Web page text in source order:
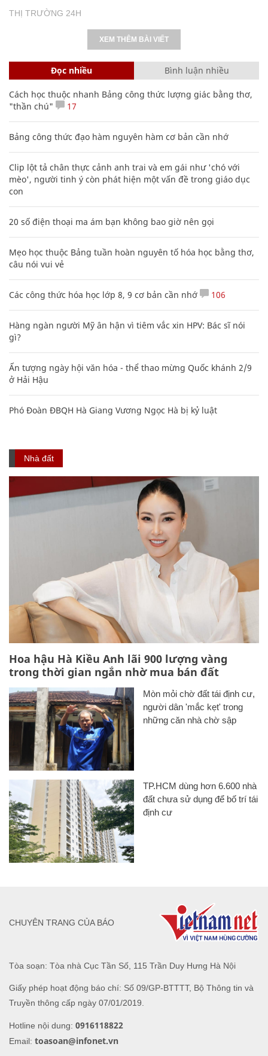
THỊ TRƯỜNG 24H
XEM THÊM BÀI VIẾT
Đọc nhiều Bình luận nhiều
Cách học thuộc nhanh Bảng công thức lượng giác bằng thơ,
"thần chú"
17
Bảng công thức đạo hàm nguyên hàm cơ bản cần nhớ
Clip lột tả chân thực cảnh anh trai và em gái như 'chó với
mèo', người tinh ý còn phát hiện một vấn đề trong giáo dục
con
20 số điện thoại ma ám bạn không bao giờ nên gọi
Mẹo học thuộc Bảng tuần hoàn nguyên tố hóa học bằng thơ,
câu nói vui vẻ
Các công thức hóa học lớp 8, 9 cơ bản cần nhớ 106
Hàng ngàn người Mỹ ân hận vì tiêm vắc xin HPV: Bác sĩ nói
gì?
Ấn tượng ngày hội văn hóa - thể thao mừng Quốc khánh 2/9
ở Hải Hậu
Phó Đoàn ĐBQH Hà Giang Vương Ngọc Hà bị kỷ luật
Nhà đất
Hoa hậu Hà Kiều Anh lãi 900 lượng vàng
trong thời gian ngắn nhờ mua bán đất
Mòn mỏi chờ đất tái định cư,
người dân 'mắc kẹt' trong
những căn nhà chờ sập
TP.HCM dùng hơn 6.600 nhà
đất chưa sử dụng để bố trí tái
định cư
Tòa soạn: Tòa nhà Cục Tần Số, 115 Trần Duy Hưng Hà Nội
Giấy phép hoạt động báo chí: Số 09/GP-BTTTT, Bộ Thông tin và
Truyền thông cấp ngày 07/01/2019.
Hotline nội dung: 0916118822
Email: toasoan@infonet.vn
CHUYÊN TRANG CỦA BÁO